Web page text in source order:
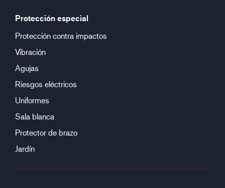
Protección especial
Protección contra impactos
Vibración
Agujas
Riesgos eléctricos
Uniformes
Sala blanca
Protector de brazo
Jardín